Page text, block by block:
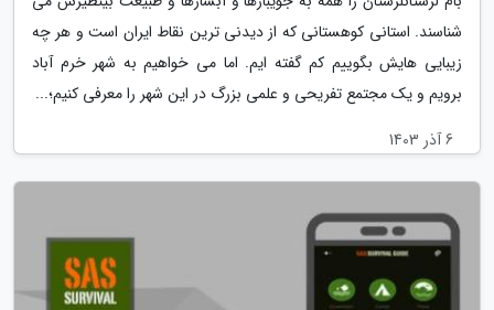
شناسند. استانی کوهستانی که از دیدنی ترین نقاط ایران است و هر چه
زیبایی هایش بگوییم کم گفته ایم. اما می خواهیم به شهر خرم آباد
برویم و یک مجتمع تفریحی و علمی بزرگ در این شهر را معرفی کنیم؛...
6 آذر 1403